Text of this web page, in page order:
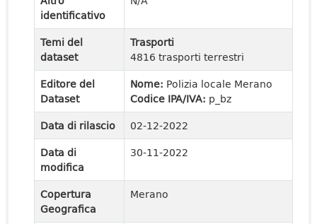
identificativo
Temi del
dataset
Trasporti
4816 trasporti terrestri
Editore del
Dataset
Nome: Polizia locale Merano
Codice IPA/IVA: p_bz
Data di rilascio
02-12-2022
Data di
modifica
30-11-2022
Copertura
Geografica
Merano